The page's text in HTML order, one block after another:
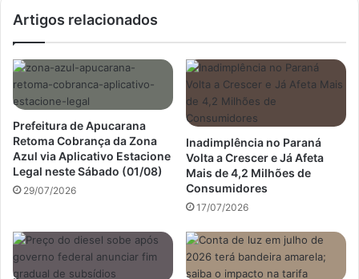
Artigos relacionados
Prefeitura de Apucarana
Retoma Cobrança da Zona
Azul via Aplicativo Estacione
Legal neste Sábado (01/08)
29/07/2026
Inadimplência no Paraná
Volta a Crescer e Já Afeta
Mais de 4,2 Milhões de
Consumidores
17/07/2026